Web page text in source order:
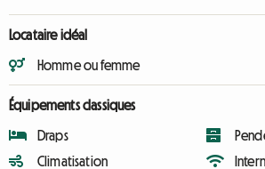
Locataire idéal
Homme ou femme
Équipements classiques
Draps
Climatisation